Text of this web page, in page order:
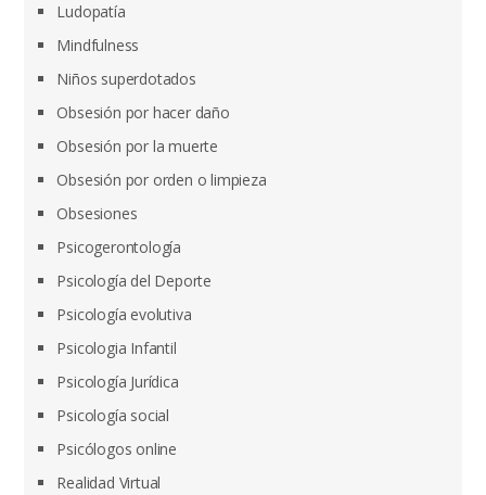
Ludopatía
Mindfulness
Niños superdotados
Obsesión por hacer daño
Obsesión por la muerte
Obsesión por orden o limpieza
Obsesiones
Psicogerontología
Psicología del Deporte
Psicología evolutiva
Psicologia Infantil
Psicología Jurídica
Psicología social
Psicólogos online
Realidad Virtual